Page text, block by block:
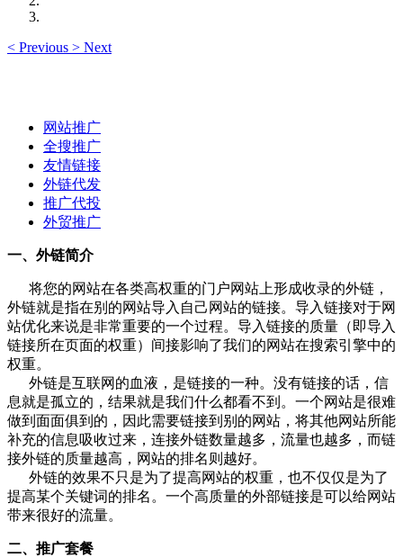
< Previous > Next
网站推广
全搜推广
友情链接
外链代发
推广代投
外贸推广
一、外链简介
将您的网站在各类高权重的门户网站上形成收录的外链，
外链就是指在别的网站导入自己网站的链接。导入链接对于网
站优化来说是非常重要的一个过程。导入链接的质量（即导入
链接所在页面的权重）间接影响了我们的网站在搜索引擎中的
权重。
外链是互联网的血液，是链接的一种。没有链接的话，信
息就是孤立的，结果就是我们什么都看不到。一个网站是很难
做到面面俱到的，因此需要链接到别的网站，将其他网站所能
补充的信息吸收过来，连接外链数量越多，流量也越多，而链
接外链的质量越高，网站的排名则越好。
外链的效果不只是为了提高网站的权重，也不仅仅是为了
提高某个关键词的排名。一个高质量的外部链接是可以给网站
带来很好的流量。
二、推广套餐